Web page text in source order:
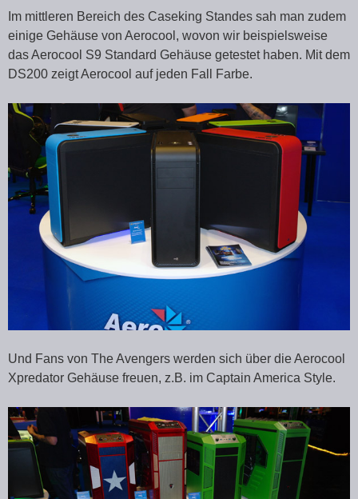
Im mittleren Bereich des Caseking Standes sah man zudem
einige Gehäuse von Aerocool, wovon wir beispielsweise
das Aerocool S9 Standard Gehäuse getestet haben. Mit dem
DS200 zeigt Aerocool auf jeden Fall Farbe.
Und Fans von The Avengers werden sich über die Aerocool
Xpredator Gehäuse freuen, z.B. im Captain America Style.